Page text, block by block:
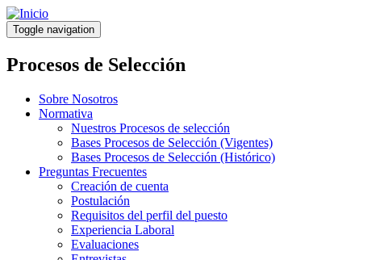
Pasar
al
contenido
principal
Toggle navigation
Procesos de Selección
Sobre Nosotros
Normativa
Nuestros Procesos de selección
Bases Procesos de Selección (Vigentes)
Bases Procesos de Selección (Histórico)
Preguntas Frecuentes
Creación de cuenta
Postulación
Requisitos del perfil del puesto
Experiencia Laboral
Evaluaciones